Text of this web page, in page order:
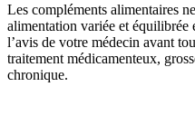
Les compléments alimentaires
alimentation variée et équilibrée
l’avis de votre médecin avant
traitement médicamenteux,
chronique.